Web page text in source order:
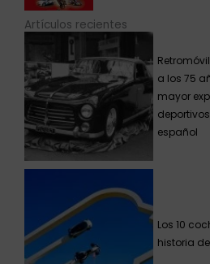
Artículos recientes
a los 75
mayor
español
Los 10
historia